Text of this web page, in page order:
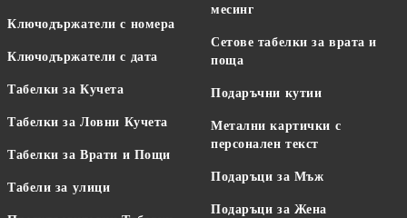
Ключодържатели с номера
Ключодържатели с дата
Табелки за Кучета
Табелки за Ловни Кучета
Табелки за Врати и Пощи
Табели за улици
месинг
Сетове табелки за врата и
поща
Подаръчни кутии
Метални картички с
персонален текст
Подаръци за Мъж
Подаръци за Жена